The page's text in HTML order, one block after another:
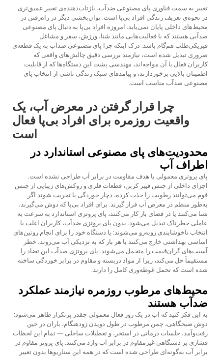
تغییر به سمت فناوری پای مصنوعی ضدآب، بازتاب‌دهنده‌ی تغییر عمیق‌تری
در نحوه‌ی تعریف زندگی افراد بی‌پا است. توان‌بخشی دیگر در راه‌رفتن در
محیط‌های داخلی پایان نمی‌یابد. امروزه افراد بی‌پا به دنبال پای مصنوعی
ضدآبی هستند که با فعالیت‌هایی مانند شنا، ورزش، سفر و مشاغل
فیزیکی‌طلب هم‌گام باشد. درک اینکه چرا پای مصنوعی ضدآب به یک قطعه‌ی
ضروری تبدیل شده است، نیازمند بررسی دقیق چالش‌های واقعی که
کاربران فعال با آن مواجه‌اند، مهندسی پشت این دستگاه‌ها که از قابلیت
اطمینان بالایی برخوردارند، و پیامدهای سبک زندگی ناشی از انتخاب پای
مصنوعی ضدآب مناسب است.
چرا قرار گرفتن در معرض آب، یک
واقعیت روزمره برای افراد بی‌پا فعال
است
محدودیت‌های پای مصنوعی استاندارد در
اطراف آب
پاى پروتزی معمولی با هدف مقاومت در برابر آب طراحى نشده است.
اجزای داخلی از جنس فیبر کربن، قطعات فلزی و روکش‌های زیبایی از جنس
فوم می‌توانند رطوبت را جذب کرده، دچار خوردگی یا تخریب شوند اگر
به‌طور منظم در معرض آب قرار گیرند. برای افراد بی‌پا که دوش می‌گیرند،
شنا می‌کنند یا در فضای باز کار می‌کنند، پای پروتزی استاندارد به سرعت به
عاملی خطرناک تبدیل می‌شود. بدون پای پروتزی ضدآب، کاربران اغلب با
انتخاب ناخوشایندی روبه‌رو می‌شوند: یا دستگاه خود را برای انجام روتین‌های
اساسی بهداشتی خارج می‌کنند یا هر بار که به نزدیکی آب می‌روند، خطر
آسیب‌های گران‌قیمت را متحمل می‌شوند. پای پروتزی ضدآب این تضاد را
مستقیماً حل می‌کند، زیرا از مواد دربسته و مقاوم در برابر خوردگی ساخته
شده است که تحمل غوطه‌وری کامل را دارند.
محیط‌های مرطوب روزمره نیازمند عملکرد
ضدآب هستند
به این فکر کنید که آب در یک روز فعال معمولی چقدر پرتکرار ظاهر می‌شود:
دوش صبحگاهی، چمن مرطوب در طول دویدن زودهنگام، باران در حین
رفت‌وآمد، جلسات درمانی در استخر، و تعطیلات ساحلی — تمام این لحظات
فشاری بر دستگاهی غیرمقاوم در برابر آب وارد می‌کنند. پای پروتز مقاوم در
برابر آب به‌گونه‌ای طراحی شده است که در همه این سناریوها بدون تغییر